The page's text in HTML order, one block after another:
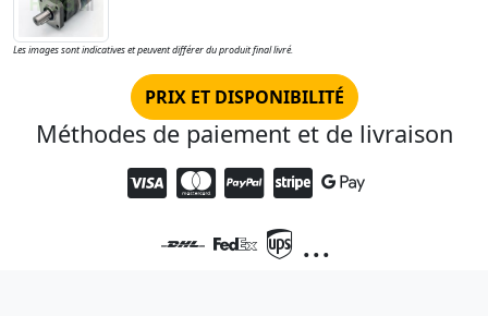
Les images sont indicatives et peuvent différer du produit final livré.
PRIX ET DISPONIBILITÉ
Méthodes de paiement et de livraison
...